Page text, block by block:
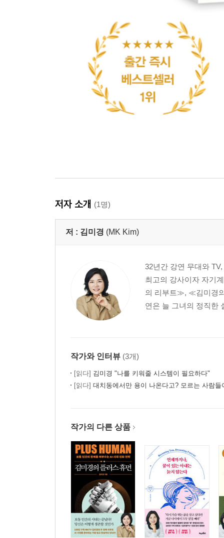
저자 소개 (1명)
저 : 김미경 (MK Kim)
32년간 강연 무대와
최고의 강사이자 자기
의 리부트≫, ≪김미경
연은 늘 그녀의 정직한
작가와 인터뷰 (3개)
[읽다] 김미경 "나를 키워줄 시스템이 필요하다"
[읽다] 대치동에서만 용이 나온다고? 모르는 사람
작가의 다른 상품